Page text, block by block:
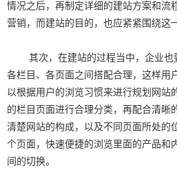
情况之后，再制定详细的建站方案和流
营销，而建站的目的，也应紧紧围绕这
其次，在建站的过程当中，企业
各栏目、各页面之间搭配合理，这样用
以根据用户的浏览习惯来进行规划网站
的栏目页面进行合理分类，再配合清晰
清楚网站的构成，以及不同页面所处的
个页面，快速便捷的浏览里面的产品和
间的切换。